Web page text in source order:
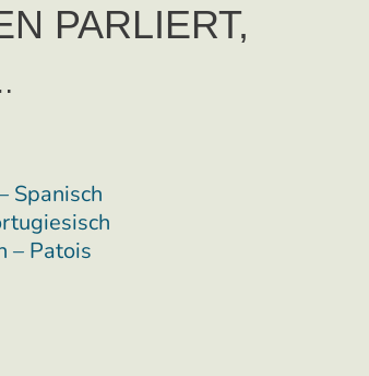
PARLIERT,
Spanisch
– Patois